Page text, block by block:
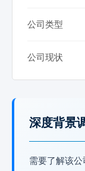
公司类型
公司现状
深度背景
需要了解该